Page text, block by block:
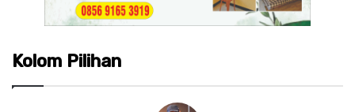
Kolom Pilihan